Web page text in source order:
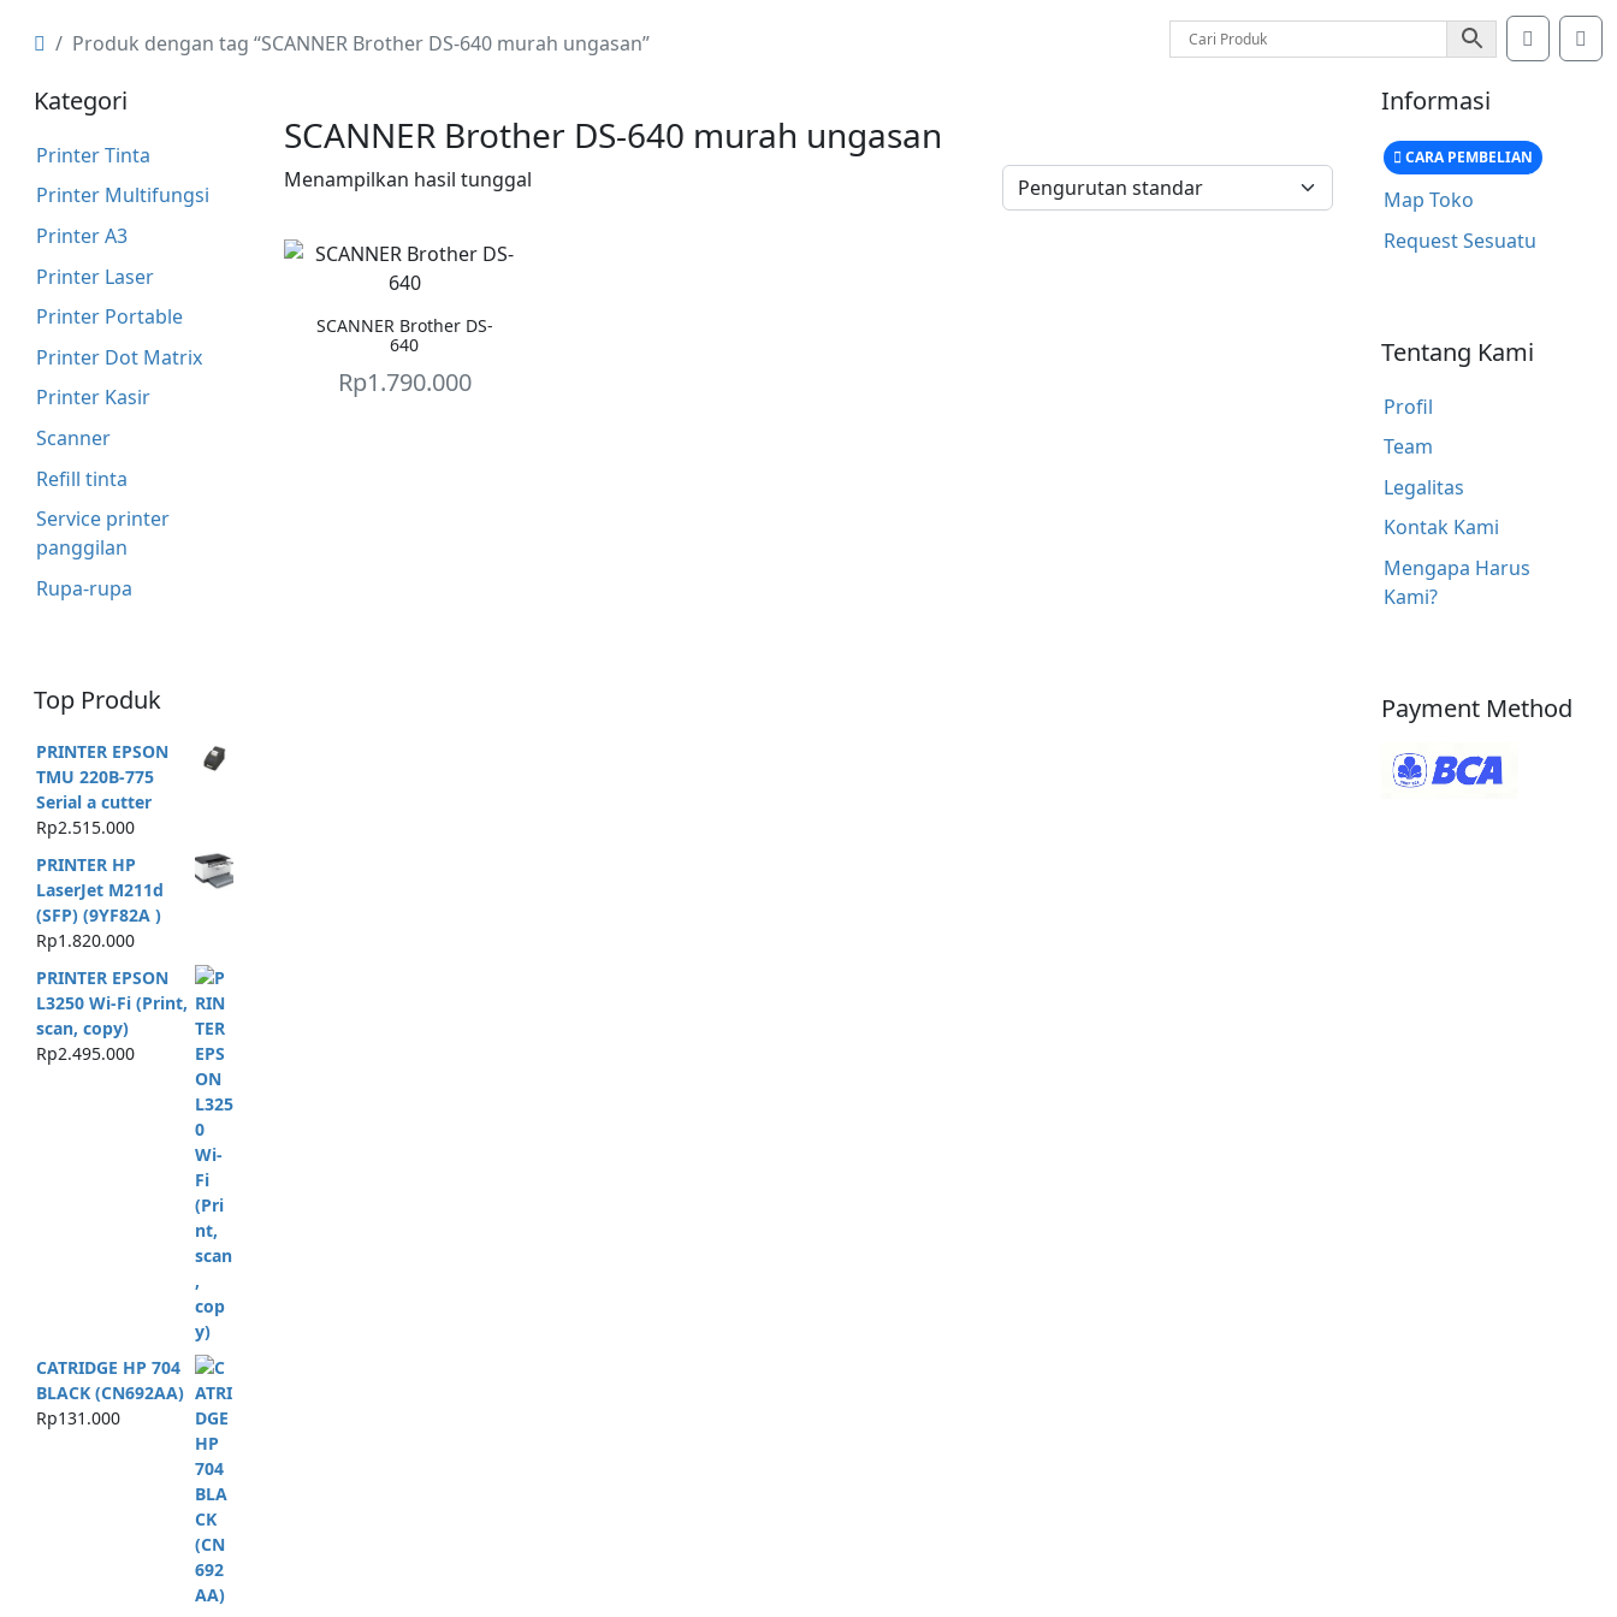
Produk dengan tag “SCANNER Brother DS-640 murah ungasan” Account
Kategori
Printer Tinta
Printer Multifungsi
Printer A3
Printer Laser
Printer Portable
Printer Dot Matrix
Printer Kasir
Scanner
Refill tinta
Service printer
panggilan
Rupa-rupa
Top Produk
PRINTER EPSON
TMU 220B-775
Serial a cutter
Rp2.515.000
PRINTER HP
LaserJet M211d
(SFP) (9YF82A )
Rp1.820.000
PRINTER EPSON
L3250 Wi-Fi (Print,
scan, copy)
Rp2.495.000
CATRIDGE HP 704
BLACK (CN692AA)
Rp131.000
SCANNER Brother DS-640 murah ungasan
Menampilkan hasil tunggal
SCANNER Brother DS-
640
Rp1.790.000
Informasi
CARA PEMBELIAN
Map Toko
Request Sesuatu
Tentang Kami
Profil
Team
Legalitas
Kontak Kami
Mengapa Harus
Kami?
Payment Method